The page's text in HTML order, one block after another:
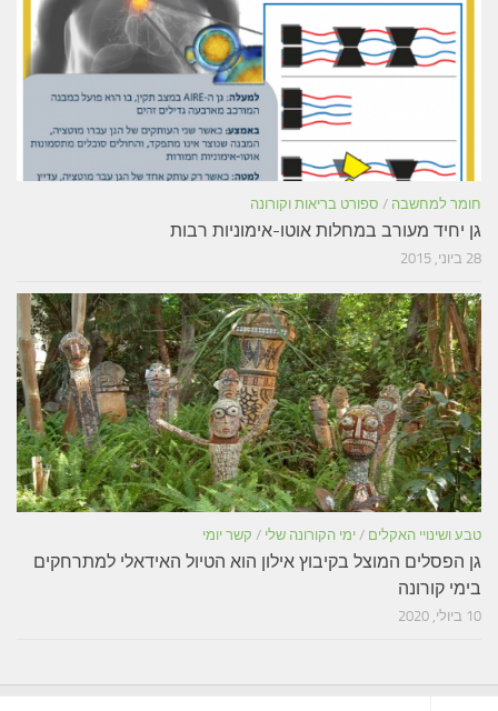
חומר למחשבה / ספורט בריאות וקורונה
גן יחיד מעורב במחלות אוטו-אימוניות רבות
28 ביוני, 2015
טבע ושינויי האקלים / ימי הקורונה שלי / קשר יומי
גן הפסלים המוצל בקיבוץ אילון הוא הטיול האידאלי למתרחקים
בימי קורונה
10 ביולי, 2020